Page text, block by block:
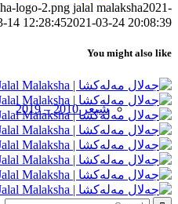
شیعر 2010 – 2019
logo-2.png jalal malaksha2021-
14 12:28:452021-03-24 20:08:39
You might also like